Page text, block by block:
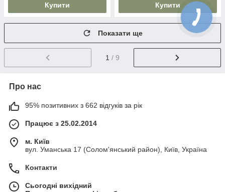
Купити Купити
Показати ще
1 / 9
Про нас
95% позитивних з 662 відгуків за рік
Працює з 25.02.2014
м. Київ
вул. Уманська 17 (Солом'янський район), Київ, Україна
Контакти
Сьогодні вихідний